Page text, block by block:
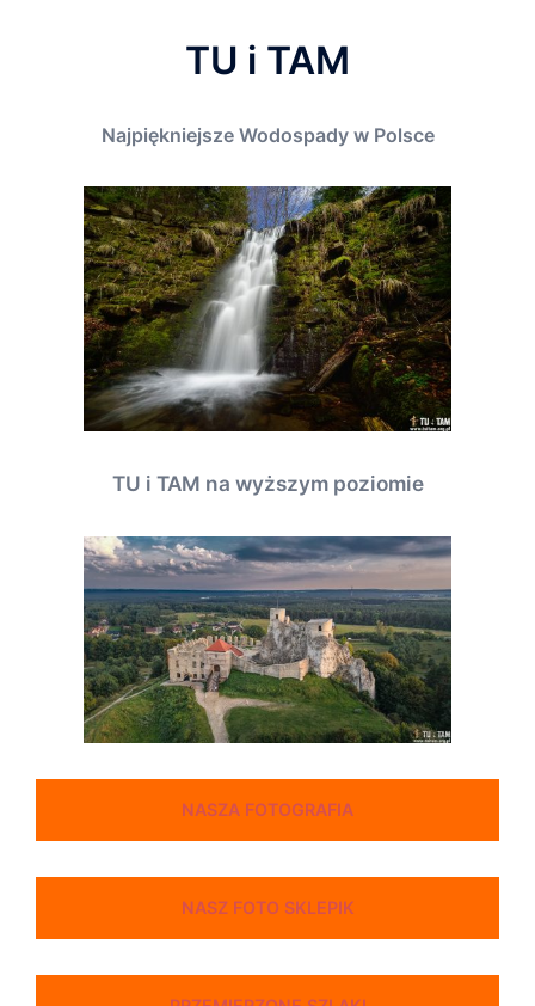
TU i TAM
Najpiękniejsze Wodospady w Polsce
TU i TAM na wyższym poziomie
NASZA FOTOGRAFIA
NASZ FOTO SKLEPIK